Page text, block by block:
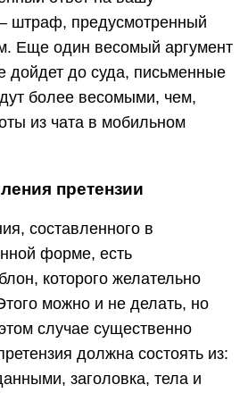
штраф, предусмотренный
Еще один весомый аргумент
дойдет до суда, письменные
более весомыми, чем,
из чата в мобильном
претензии
составленного в
форме, есть
которого желательно
можно и не делать, но
случае существенно
должна состоять из:
заголовка, тела и